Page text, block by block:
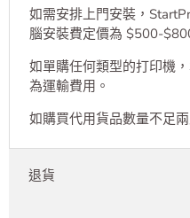
如需安排上門安裝，
腦安裝費定價為 $500-
如單購任何類型的打印機
為運輸費用。
如購買代用貨品數量不足
退貨